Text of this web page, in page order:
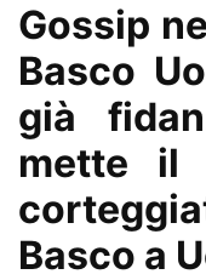
Gossip
Basco
già
mette il
Basco a